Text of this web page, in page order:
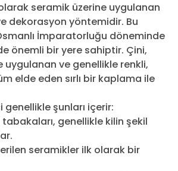
seramik üzerine uygulanan
dekorasyon yöntemidir. Bu
İmparatorluğu döneminde
önemli bir yere sahiptir. Çini,
uygulanan ve genellikle renkli,
elde eden sırlı bir kaplama ile
genellikle şunları içerir:
tabakaları, genellikle kilin şekil
seramikler ilk olarak bir